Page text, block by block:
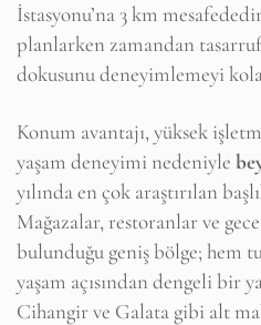
İstasyonu’na 3 km
planlarken zamandan
dokusunu deneyimlemeyi
Konum avantajı, yüksek
yaşam deneyimi nedeniyle
yılında en çok araştırılan
Mağazalar, restoranlar ve
bulunduğu geniş bölge; hem
yaşam açısından dengeli bir
Cihangir ve Galata gibi alt